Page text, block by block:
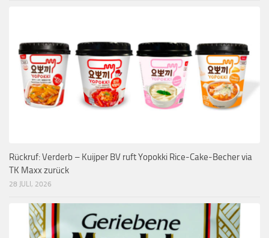
Rückruf: Verderb – Kuijper BV ruft Yopokki Rice-Cake-Becher via
TK Maxx zurück
28 JULI, 2026